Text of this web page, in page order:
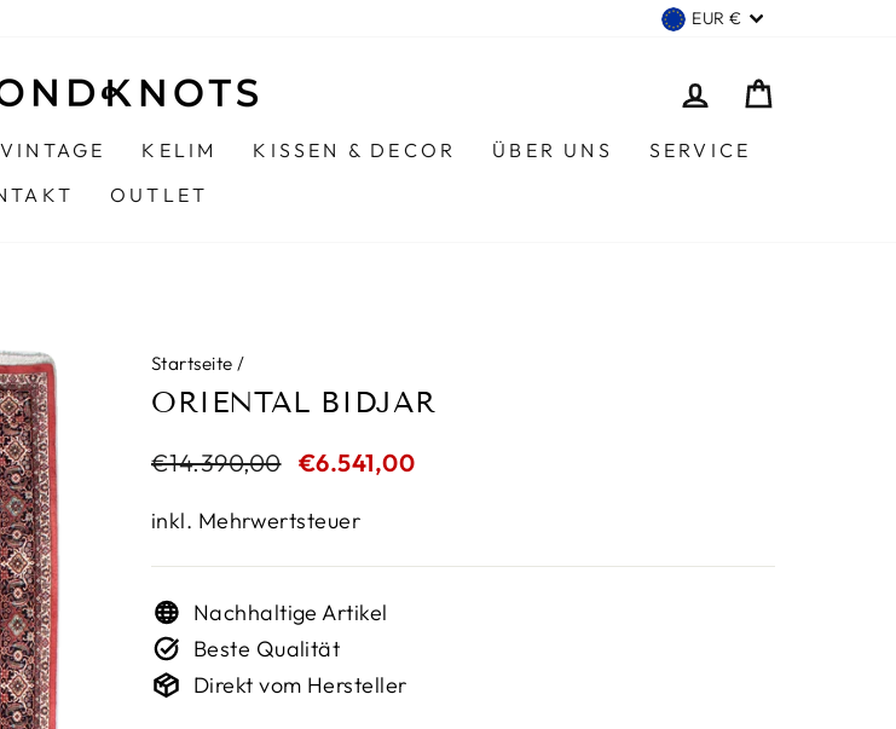
WÄHRUNG
EUR €
EINLOGGEN
VINTAGE KELIM KISSEN & DECOR ÜBER UNS
SERVICE
OUTLET
Startseite /
ORIENTAL BIDJAR
Normaler
€14.390,00 Sonderpreis
€6.541,00
inkl. Mehrwertsteuer
Nachhaltige Artikel
Beste Qualität
Direkt vom Hersteller